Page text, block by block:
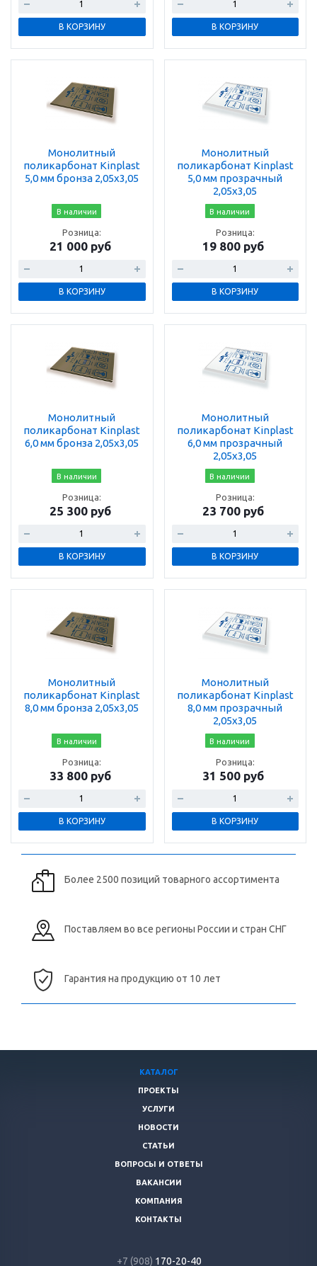
В КОРЗИНУ В КОРЗИНУ
Монолитный
поликарбонат Kinplast
5,0 мм бронза 2,05х3,05
В наличии
Розница:
21 000 руб
В КОРЗИНУ
Монолитный
поликарбонат Kinplast
5,0 мм прозрачный
2,05х3,05
В наличии
Розница:
19 800 руб
В КОРЗИНУ
Монолитный
поликарбонат Kinplast
6,0 мм бронза 2,05х3,05
В наличии
Розница:
25 300 руб
В КОРЗИНУ
Монолитный
поликарбонат Kinplast
6,0 мм прозрачный
2,05х3,05
В наличии
Розница:
23 700 руб
В КОРЗИНУ
Монолитный
поликарбонат Kinplast
8,0 мм бронза 2,05х3,05
В наличии
Розница:
33 800 руб
В КОРЗИНУ
Монолитный
поликарбонат Kinplast
8,0 мм прозрачный
2,05х3,05
В наличии
Розница:
31 500 руб
В КОРЗИНУ
Более 2500 позиций товарного ассортимента
Поставляем во все регионы России и стран СНГ
Гарантия на продукцию от 10 лет
КАТАЛОГ
ПРОЕКТЫ
УСЛУГИ
НОВОСТИ
СТАТЬИ
ВОПРОСЫ И ОТВЕТЫ
ВАКАНСИИ
КОМПАНИЯ
КОНТАКТЫ
+7 (908) 170-20-40